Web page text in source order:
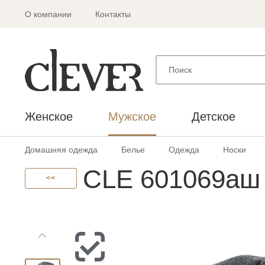
О компании Контакты
Женское Мужское Детское
Домашняя одежда Белье Одежда Носки
<< CLE